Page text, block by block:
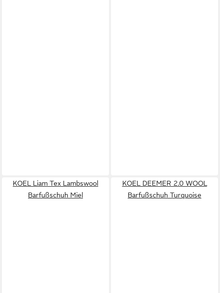
KOEL Liam Tex Lambswool
Barfußschuh Miel
KOEL DEEMER 2.0 WOOL
Barfußschuh Turquoise